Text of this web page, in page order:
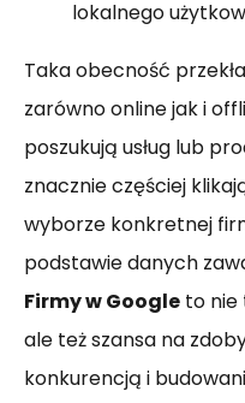
lokalnego
Taka obecność
zarówno online jak i
poszukują usług lub
znacznie częściej
wyborze konkretnej
podstawie danych
Firmy w Google to nie
ale też szansa na
konkurencją i